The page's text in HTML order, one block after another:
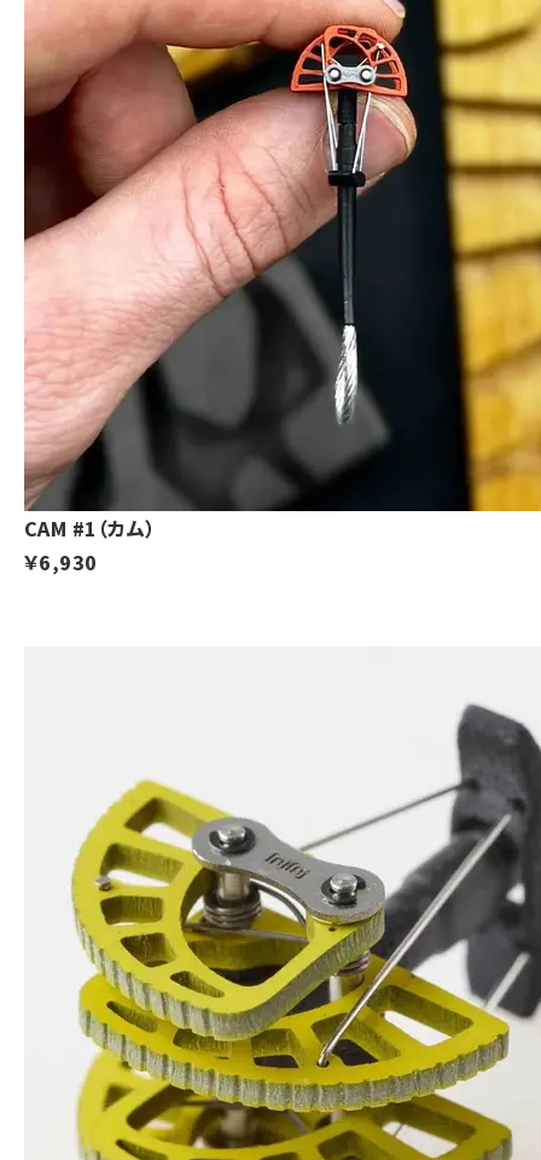
CAM #1（カム）
￥6,930